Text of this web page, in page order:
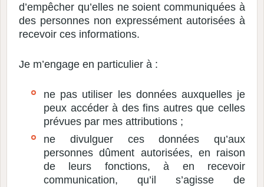
d’empêcher qu’elles ne soient communiquées à
des personnes non expressément autorisées à
recevoir ces informations.
Je m’engage en particulier à :
ne pas utiliser les données auxquelles je
peux accéder à des fins autres que celles
prévues par mes attributions ;
ne divulguer ces données qu’aux
personnes dûment autorisées, en raison
de leurs fonctions, à en recevoir
communication, qu’il s’agisse de